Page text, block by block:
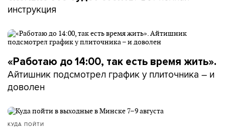
инструкция
«Работаю до 14:00, так есть время жить».
Айтишник подсмотрел график у плиточника – и
доволен
КУДА ПОЙТИ